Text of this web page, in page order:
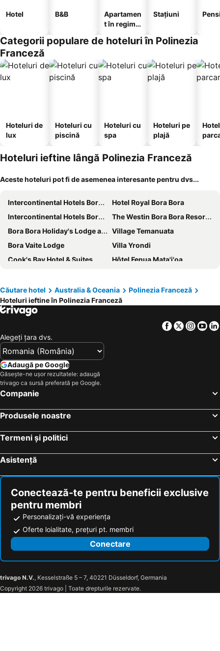
Hotel B&B
Apartamen
t în regim
Stațiuni
Categorii populare de hoteluri în Polinezia
Franceză
Hoteluri de
lux
Hoteluri cu
piscină
Hoteluri cu
spa
Hoteluri pe
plajă
Hoteluri ieftine lângă Polinezia Franceză
Aceste hoteluri pot fi de asemenea interesante pentru dvs...
Intercontinental Hotels Bora Bora Le Moana Resort By Ihg
Hotel Royal Bora Bora
Intercontinental Hotels Bora Bora Resort Thalasso Spa By Ihg
The Westin Bora Bora Resort & Spa
Bora Bora Holiday's Lodge and Villa
Village Temanuata
Bora Vaite Lodge
Villa Yrondi
Cook's Bay Hotel & Suites
Hôtel Fenua Mata'i'oa
Tetamanu Village
Sofitel Kia Ora Moorea Beach Resort
Manava Beach Resort & Spa Moorea
Hotel Reva Tahiti
Hotel Sarah Nui
Manava Beach Resort & Spa Moorea
Hotel Le Mahana
Sofitel Bora Bora Marara Beach Resort
Sofitel Bora Bora Private Island
Te Fare Hinahei
Căutare hotel Australia & Oceania
Polinezia Franceză
Hoteluri ieftine în Polinezia Franceză
Facebook
Twitter
Alegeţi ţara dvs.
Adaugă pe Google
Găsește-ne ușor rezultatele: adaugă
trivago ca sursă preferată pe Google.
Companie
Produsele noastre
Termeni și politici
Asistență
Conectează-te pentru beneficii exclusive
pentru membri
Personalizați-vă experiența
Oferte loialitate, prețuri pt. membri
Conectare
trivago N.V., Kesselstraße 5 – 7, 40221 Düsseldorf, Germania
Copyright 2026 trivago | Toate drepturile rezervate.